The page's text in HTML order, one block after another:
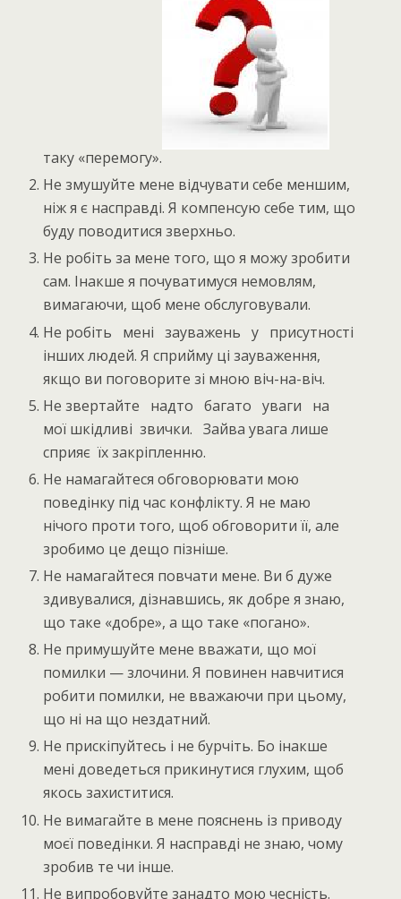
таку «перемогу».
Не змушуйте мене відчувати себе меншим,
ніж я є насправді. Я компенсую себе тим, що
буду поводитися зверхньо.
Не робіть за мене того, що я можу зробити
сам. Інакше я почуватимуся немовлям,
вимагаючи, щоб мене обслуговували.
Не робіть мені зауважень у присутності
інших людей. Я сприйму ці зауваження,
якщо ви поговорите зі мною віч-на-віч.
Не звертайте надто багато уваги на
мої шкідливі звички. Зайва увага лише
сприяє їх закріпленню.
Не намагайтеся обговорювати мою
поведінку під час конфлікту. Я не маю
нічого проти того, щоб обговорити її, але
зробимо це дещо пізніше.
Не намагайтеся повчати мене. Ви б дуже
здивувалися, дізнавшись, як добре я знаю,
що таке «добре», а що таке «погано».
Не примушуйте мене вважати, що мої
помилки — злочини. Я повинен навчитися
робити помилки, не вважаючи при цьому,
що ні на що нездатний.
Не прискіпуйтесь і не бурчіть. Бо інакше
мені доведеться прикинутися глухим, щоб
якось захиститися.
Не вимагайте в мене пояснень із приводу
моєї поведінки. Я насправді не знаю, чому
зробив те чи інше.
Не випробовуйте занадто мою чесність.